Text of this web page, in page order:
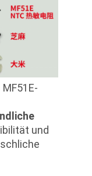
und